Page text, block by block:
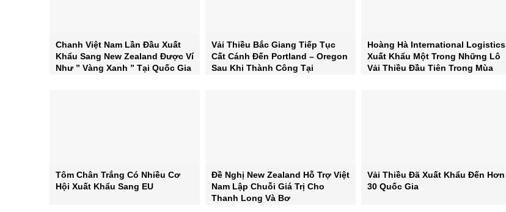
Chanh Việt Nam Lần Đầu Xuất
Khẩu Sang New Zealand Được Ví
Như ” Vàng Xanh ” Tại Quốc Gia
Vải Thiều Bắc Giang Tiếp Tục
Cất Cánh Đến Portland – Oregon
Sau Khi Thành Công Tại
Hoàng Hà International Logistics
Xuất Khẩu Một Trong Những Lô
Vải Thiều Đầu Tiên Trong Mùa
Tôm Chân Trắng Có Nhiều Cơ
Hội Xuất Khẩu Sang EU
Đề Nghị New Zealand Hỗ Trợ Việt
Nam Lập Chuỗi Giá Trị Cho
Thanh Long Và Bơ
Vải Thiều Đã Xuất Khẩu Đến Hơn
30 Quốc Gia